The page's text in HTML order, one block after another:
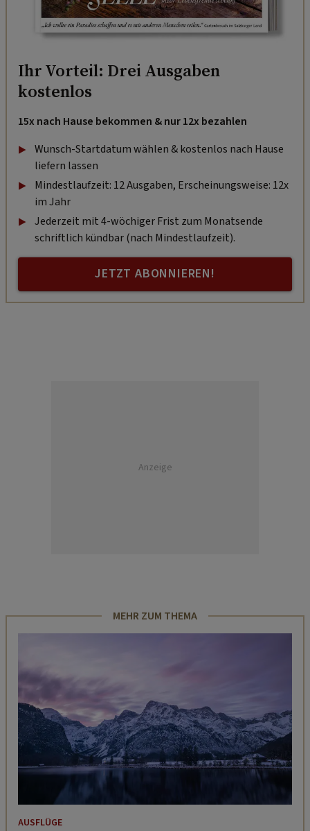
Ihr Vorteil: Drei Ausgaben
kostenlos
15x nach Hause bekommen & nur 12x bezahlen
Wunsch-Startdatum wählen & kostenlos nach Hause
liefern lassen
Mindestlaufzeit: 12 Ausgaben, Erscheinungsweise: 12x
im Jahr
Jederzeit mit 4-wöchiger Frist zum Monatsende
schriftlich kündbar (nach Mindestlaufzeit).
JETZT ABONNIEREN!
Anzeige
MEHR ZUM THEMA
AUSFLÜGE